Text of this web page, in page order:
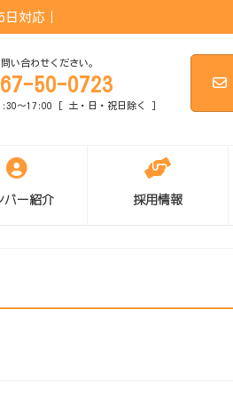
対応｜
い合わせください。
50-0723
～17:00 [ 土・日・祝日除く ]
バー紹介 採用情報